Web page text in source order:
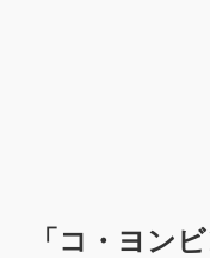
「コ・ヨン